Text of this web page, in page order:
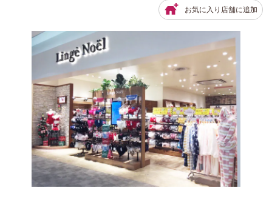
店舗検索
新着情報
重要なお知らせ
お知らせ
お気に入り店舗に追加